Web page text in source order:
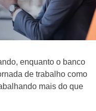
enquanto o banco
de trabalho como
mais do que